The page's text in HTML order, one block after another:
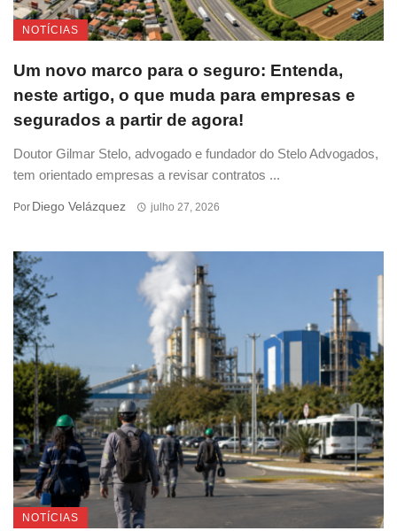
NOTÍCIAS
Um novo marco para o seguro: Entenda,
neste artigo, o que muda para empresas e
segurados a partir de agora!
Doutor Gilmar Stelo, advogado e fundador do Stelo Advogados,
tem orientado empresas a revisar contratos ...
Por Diego Velázquez julho 27, 2026
NOTÍCIAS